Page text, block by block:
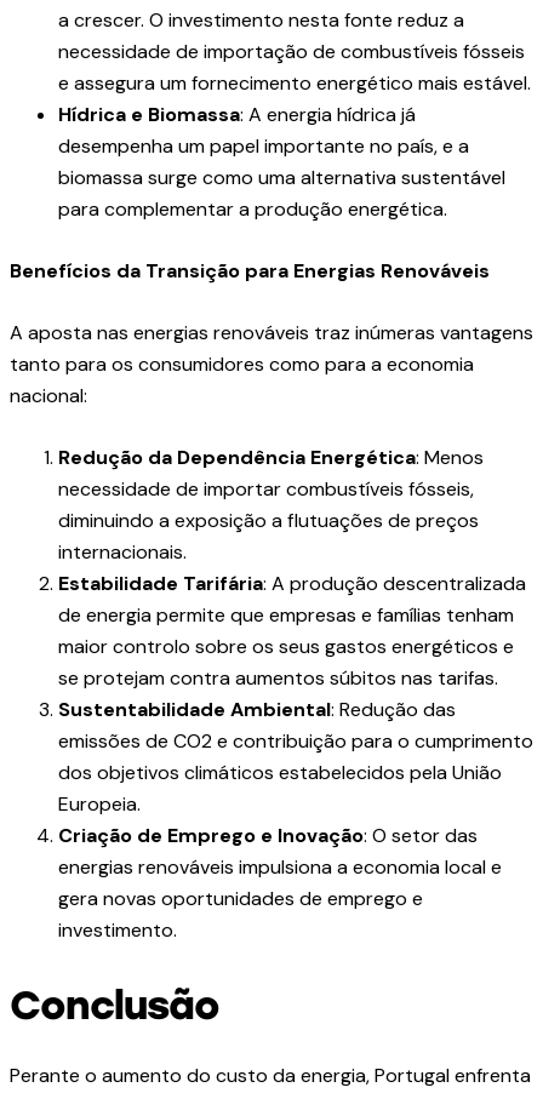
a crescer. O investimento nesta fonte reduz a
necessidade de importação de combustíveis fósseis
e assegura um fornecimento energético mais estável.
Hídrica e Biomassa: A energia hídrica já
desempenha um papel importante no país, e a
biomassa surge como uma alternativa sustentável
para complementar a produção energética.
Benefícios da Transição para Energias Renováveis
A aposta nas energias renováveis traz inúmeras vantagens
tanto para os consumidores como para a economia
nacional:
Redução da Dependência Energética: Menos
necessidade de importar combustíveis fósseis,
diminuindo a exposição a flutuações de preços
internacionais.
Estabilidade Tarifária: A produção descentralizada
de energia permite que empresas e famílias tenham
maior controlo sobre os seus gastos energéticos e
se protejam contra aumentos súbitos nas tarifas.
Sustentabilidade Ambiental: Redução das
emissões de CO2 e contribuição para o cumprimento
dos objetivos climáticos estabelecidos pela União
Europeia.
Criação de Emprego e Inovação: O setor das
energias renováveis impulsiona a economia local e
gera novas oportunidades de emprego e
investimento.
Conclusão
Perante o aumento do custo da energia, Portugal enfrenta